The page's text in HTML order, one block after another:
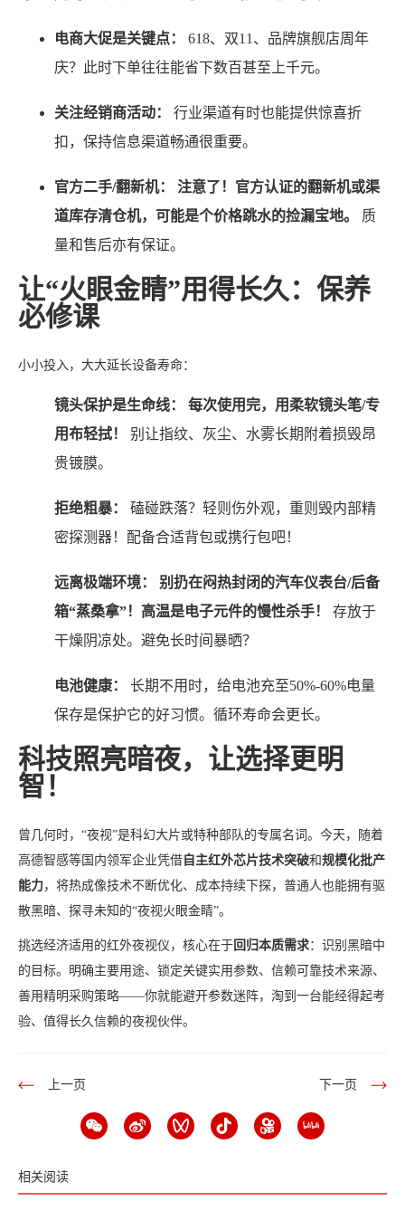
电商大促是关键点：
618、双11、品牌旗舰店周年
庆？此时下单往往能省下数百甚至上千元。
关注经销商活动：
行业渠道有时也能提供惊喜折
扣，保持信息渠道畅通很重要。
官方二手/翻新机：
注意了！官方认证的翻新机或渠
道库存清仓机，可能是个价格跳水的捡漏宝地。
质
量和售后亦有保证。
让“火眼金睛”用得长久：保养
必修课
小小投入，大大延长设备寿命：
镜头保护是生命线：
每次使用完，用柔软镜头笔/专
用布轻拭！
别让指纹、灰尘、水雾长期附着损毁昂
贵镀膜。
拒绝粗暴：
磕碰跌落？轻则伤外观，重则毁内部精
密探测器！配备合适背包或携行包吧！
远离极端环境：
别扔在闷热封闭的汽车仪表台/后备
箱“蒸桑拿”！高温是电子元件的慢性杀手！
存放于
干燥阴凉处。避免长时间暴晒？
电池健康：
长期不用时，给电池充至50%-60%电量
保存是保护它的好习惯。循环寿命会更长。
科技照亮暗夜，让选择更明
智！
曾几何时，“夜视”是科幻大片或特种部队的专属名词。今天，随着
高德智感等国内领军企业凭借自主红外芯片技术突破和规模化批产
能力，将热成像技术不断优化、成本持续下探，普通人也能拥有驱
散黑暗、探寻未知的“夜视火眼金睛”。
挑选经济适用的红外夜视仪，核心在于回归本质需求：识别黑暗中
的目标。明确主要用途、锁定关键实用参数、信赖可靠技术来源、
善用精明采购策略——你就能避开参数迷阵，淘到一台能经得起考
验、值得长久信赖的夜视伙伴。
上一页 下一页
相关阅读